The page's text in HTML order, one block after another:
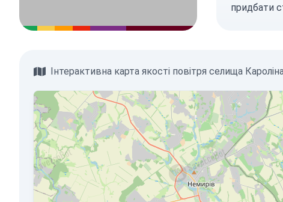
придбати
Інтерактивна карта якості повітря селища